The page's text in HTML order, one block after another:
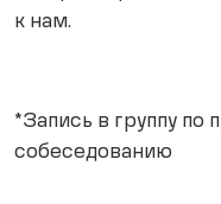
к нам.
*Запись в группу по
собеседованию